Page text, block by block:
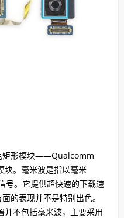
形模块——Qualcomm
块。毫米波是指以毫米
号。它提供超快速的下载速
的表现并不是特别出色。
并不包括毫米波，主要采用